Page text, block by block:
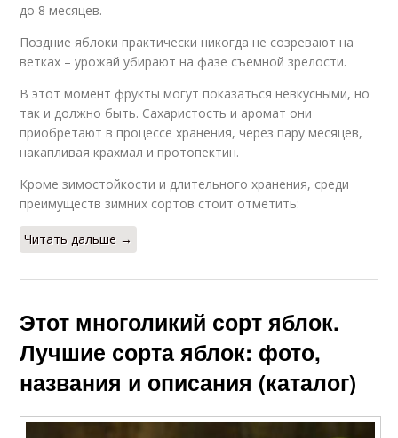
до 8 месяцев.
Поздние яблоки практически никогда не созревают на
ветках – урожай убирают на фазе съемной зрелости.
В этот момент фрукты могут показаться невкусными, но
так и должно быть. Сахаристость и аромат они
приобретают в процессе хранения, через пару месяцев,
накапливая крахмал и протопектин.
Кроме зимостойкости и длительного хранения, среди
преимуществ зимних сортов стоит отметить:
Читать дальше →
Этот многоликий сорт яблок.
Лучшие сорта яблок: фото,
названия и описания (каталог)